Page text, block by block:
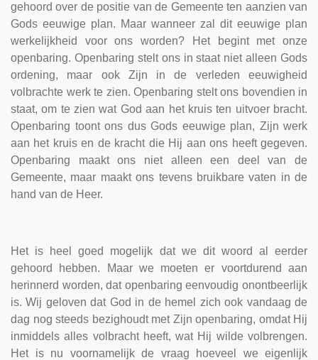
gehoord over de positie van de Gemeente ten aanzien van
Gods eeuwige plan. Maar wanneer zal dit eeuwige plan
werkelijkheid voor ons worden? Het begint met onze
openbaring. Openbaring stelt ons in staat niet alleen Gods
ordening, maar ook Zijn in de verleden eeuwigheid
volbrachte werk te zien. Openbaring stelt ons bovendien in
staat, om te zien wat God aan het kruis ten uitvoer bracht.
Openbaring toont ons dus Gods eeuwige plan, Zijn werk
aan het kruis en de kracht die Hij aan ons heeft gegeven.
Openbaring maakt ons niet alleen een deel van de
Gemeente, maar maakt ons tevens bruikbare vaten in de
hand van de Heer.
Het is heel goed mogelijk dat we dit woord al eerder
gehoord hebben. Maar we moeten er voortdurend aan
herinnerd worden, dat openbaring eenvoudig onontbeerlijk
is. Wij geloven dat God in de hemel zich ook vandaag de
dag nog steeds bezighoudt met Zijn openbaring, omdat Hij
inmiddels alles volbracht heeft, wat Hij wilde volbrengen.
Het is nu voornamelijk de vraag hoeveel we eigenlijk